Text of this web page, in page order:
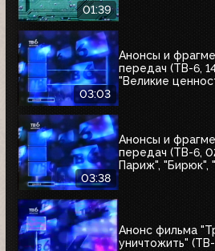
01:39
03:03
Анонсы и
передач (ТВ-6,
"Великие
03:38
Анонсы и
передач (ТВ-6,
Париж", "Бирюк",
Анонс фильма
уничтожить" (ТВ-